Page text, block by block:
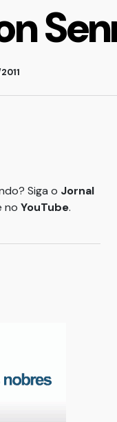
Siga o Jornal
no YouTube.